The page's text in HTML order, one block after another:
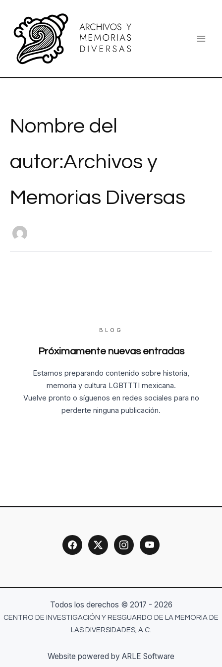
contenido
Nombre del
autor:Archivos y
Memorias Diversas
BLOG
Próximamente nuevas entradas
Estamos preparando contenido sobre historia,
memoria y cultura LGBTTTI mexicana.
Vuelve pronto o síguenos en redes sociales para no
perderte ninguna publicación.
Todos los derechos © 2017 - 2026
CENTRO DE INVESTIGACIÓN Y RESGUARDO DE LA MEMORIA DE
LAS DIVERSIDADES, A.C.
Website powered by ARLE Software